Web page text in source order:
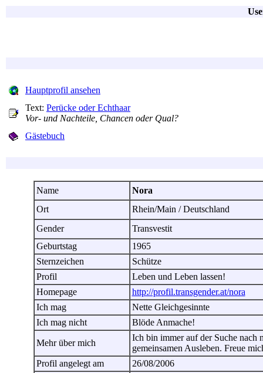
Hauptprofil ansehen
Text: Perücke oder Echthaar
Vor- und Nachteile, Chancen oder Qual?
Gästebuch
Name
Nora
Ort
Rhein/Main / Deutschland
Gender
Transvestit
Geburtstag
1965
Sternzeichen
Schütze
Profil
Leben und Leben lassen!
Homepage
http://profil.transgender.at/nora
Ich mag
Nette Gleichgesinnte
Ich mag nicht
Blöde Anmache!
Mehr über mich
Ich bin immer auf der Suche nach
gemeinsamen Ausleben. Freue
Profil angelegt am
26/08/2006